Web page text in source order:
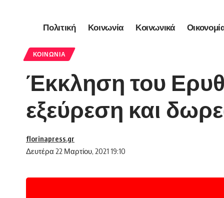
Πολιτική Κοινωνία Κοινωνικά
ΚΟΙΝΩΝΊΑ
Έκκληση του
εξεύρεση και
Δευτέρα 22 Μαρτίου, 2021 19:10
florinapress.gr